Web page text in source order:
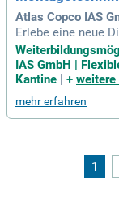
Atlas Copco IAS
Erlebe eine neue
o, einem
itarbeitenden
ionalen Teams
ative Lösungen
erpunkten in
ern und
s an und gestalte
IAS GmbH |
Kantine | +
mehr erfahren
1